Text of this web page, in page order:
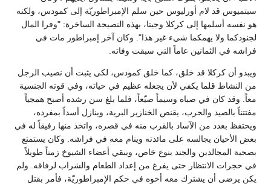
سبتميوس قد لام أورليوس حين سلم الإمبراطوريّة إلى كمودس، ولكنه
هو نفسه أسلمها إلى كركلا وجيتا، بهذه النصيحة الساخرة: "وفرا المال
لجنودكما ولا يهمكما شيء غير هذا". وكان آخر إمبراطور مات في
فراشه في الثمانين عاماً التي سبقت وفاته.
ويبدو أن كركلا قد خلق، كما خلق كمودس، لكي يثبت أن نصيب الرجل
من النشاط قلما يكفي لأن يجعله عظيم في حياته، وفي قوته الجنسية
معاً. وقد كان في صباه وسيماً صيّعاً، فلما بلغ سن رشده أصبح همجياً
مفتتناً بالصيد والحرب، يقنص الخنازير البرية، وينازل أسداً بمفرده،
ويحتفظ بعدد من الآساد بالقرب منه في قصره، واتخذ منها رفيقاً له في
بعض الأحيان يجالسه على مائدته وينام معه في فراشه. وكان يستمتع
بصحبة المجالدين والجند بنوع خاص، ويبقي أعضاء الشيوخ زمناً طويلاً
في حجرات الانتظار حتى يفرغ من إعداد الطعام والشراب لرفاقه. ولم
يكن يرضى أن يشترك معه أخوه في حكم الإمبراطوريّة، فأمر بقتل